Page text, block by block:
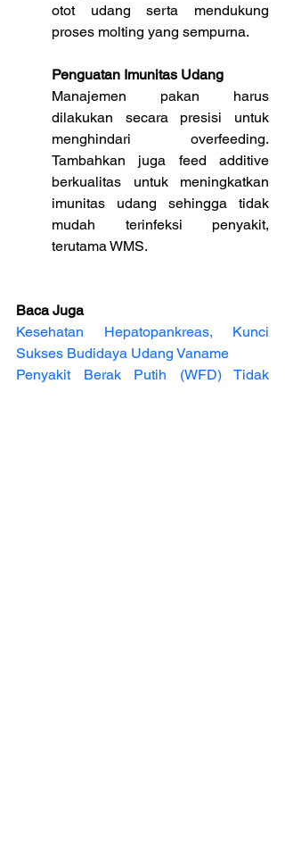
otot udang serta mendukung
proses molting yang sempurna.
Penguatan Imunitas Udang
Manajemen pakan harus
dilakukan secara presisi untuk
menghindari overfeeding.
Tambahkan juga feed additive
berkualitas untuk meningkatkan
imunitas udang sehingga tidak
mudah terinfeksi penyakit,
terutama WMS.
Baca Juga
Kesehatan Hepatopankreas, Kunci
Sukses Budidaya Udang Vaname
Penyakit Berak Putih (WFD) Tidak